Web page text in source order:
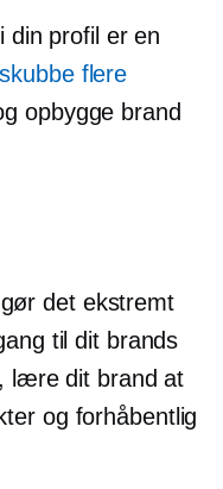
profil er en
skubbe flere
opbygge brand
det ekstremt
til dit brands
lære dit brand at
og forhåbentlig